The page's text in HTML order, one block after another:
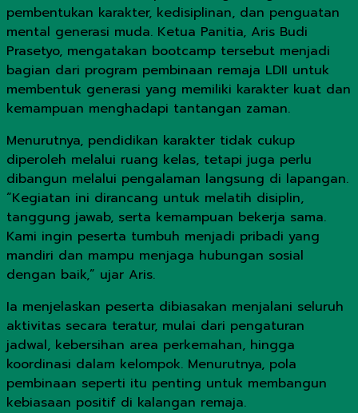
pembentukan karakter, kedisiplinan, dan penguatan
mental generasi muda. Ketua Panitia, Aris Budi
Prasetyo, mengatakan bootcamp tersebut menjadi
bagian dari program pembinaan remaja LDII untuk
membentuk generasi yang memiliki karakter kuat dan
kemampuan menghadapi tantangan zaman.
Menurutnya, pendidikan karakter tidak cukup
diperoleh melalui ruang kelas, tetapi juga perlu
dibangun melalui pengalaman langsung di lapangan.
“Kegiatan ini dirancang untuk melatih disiplin,
tanggung jawab, serta kemampuan bekerja sama.
Kami ingin peserta tumbuh menjadi pribadi yang
mandiri dan mampu menjaga hubungan sosial
dengan baik,” ujar Aris.
Ia menjelaskan peserta dibiasakan menjalani seluruh
aktivitas secara teratur, mulai dari pengaturan
jadwal, kebersihan area perkemahan, hingga
koordinasi dalam kelompok. Menurutnya, pola
pembinaan seperti itu penting untuk membangun
kebiasaan positif di kalangan remaja.